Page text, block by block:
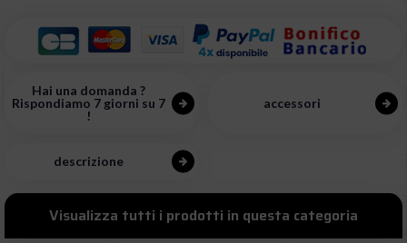
Hai una domanda ?
Rispondiamo 7 giorni su 7
!
accessori
descrizione
Visualizza tutti i prodotti in questa categoria